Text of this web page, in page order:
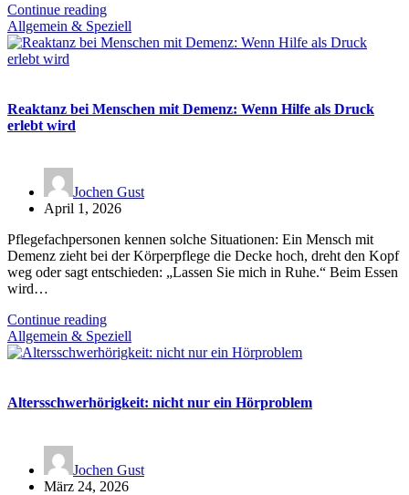
Continue reading
Allgemein & Speziell
Reaktanz bei Menschen mit Demenz: Wenn Hilfe als Druck
erlebt wird
Jochen Gust
April 1, 2026
Pflegefachpersonen kennen solche Situationen: Ein Mensch mit
Demenz zieht bei der Körperpflege die Decke hoch, dreht den Kopf
weg oder sagt entschieden: „Lassen Sie mich in Ruhe.“ Beim Essen
wird…
Continue reading
Allgemein & Speziell
Altersschwerhörigkeit: nicht nur ein Hörproblem
Jochen Gust
März 24, 2026